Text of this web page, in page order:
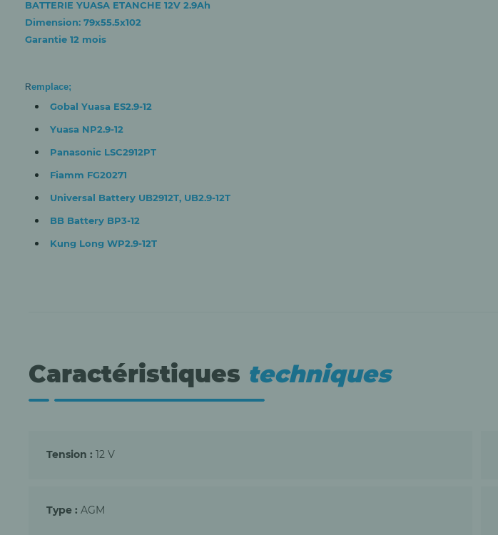
BATTERIE YUASA ETANCHE 12V 2.9Ah
Dimension: 79x55.5x102
Garantie 12 mois
REmplace;
Gobal Yuasa ES2.9-12
Yuasa NP2.9-12
Panasonic LSC2912PT
Fiamm FG20271
Universal Battery UB2912T, UB2.9-12T
BB Battery BP3-12
Kung Long WP2.9-12T
Caractéristiques techniques
Tension : 12 V
Type : AGM